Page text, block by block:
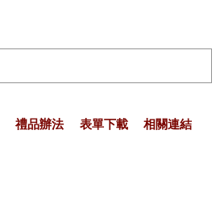
禮品辦法 表單下載 相關連結